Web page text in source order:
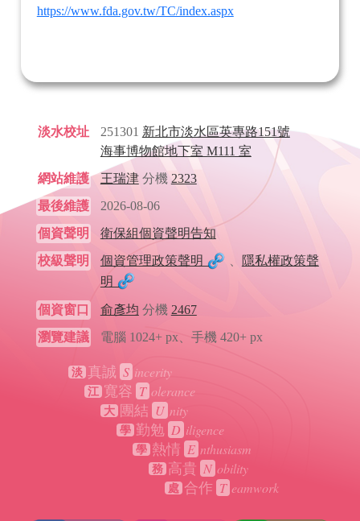
https://www.fda.gov.tw/TC/index.aspx
淡水校址 251301 新北市淡水區英專路151號
海事博物館地下室 M111 室
網站維護
王瑞津分機 2323
最後維護
2026-08-06
個資聲明
衛保組個資聲明告知
校級聲明
個資管理政策聲明 、
隱私權政策聲
明
個資窗口 俞彥均 分機 2467
瀏覽建議
電腦 1024+ px、手機 420+ px
淡 真誠 S incerity
江 寬容 T olerance
大 團結 U nity
學 勤勉 D iligence
學 熱情 E nthusiasm
務 高貴 N obility
處 合作 T eamwork